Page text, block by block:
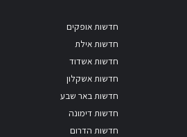
חדשות אופקים
חדשות אילת
חדשות אשדוד
חדשות אשקלון
חדשות באר שבע
חדשות דימונה
חדשות הדרום